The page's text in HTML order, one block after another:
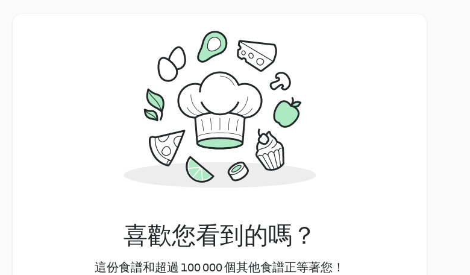
喜歡您看到的嗎？
這份食譜和超過 100 000 個其他食譜正等著您！